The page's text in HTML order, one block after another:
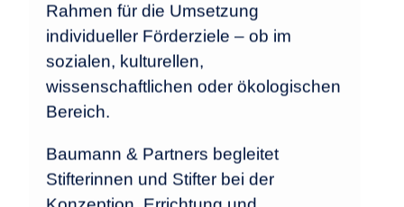
Rahmen für die Umsetzung
individueller Förderziele – ob im
sozialen, kulturellen,
wissenschaftlichen oder ökologischen
Bereich.
Baumann & Partners begleitet
Stifterinnen und Stifter bei der